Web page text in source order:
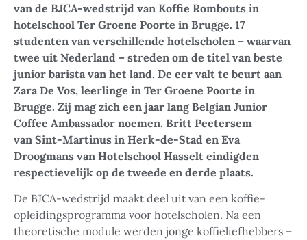
van de BJCA-wedstrijd van Koffie Rombouts in
hotelschool Ter Groene Poorte in Brugge. 17
studenten van verschillende hotelscholen – waarvan
twee uit Nederland – streden om de titel van beste
junior barista van het land. De eer valt te beurt aan
Zara De Vos, leerlinge in Ter Groene Poorte in
Brugge. Zij mag zich een jaar lang Belgian Junior
Coffee Ambassador noemen. Britt Peetersem
van Sint-Martinus in Herk-de-Stad en Eva
Droogmans van Hotelschool Hasselt eindigden
respectievelijk op de tweede en derde plaats.
De BJCA-wedstrijd maakt deel uit van een koffie-
opleidingsprogramma voor hotelscholen. Na een
theoretische module werden jonge koffieliefhebbers –